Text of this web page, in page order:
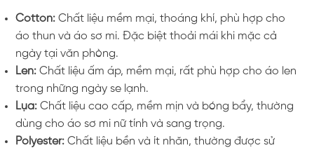
Cotton: Chất liệu mềm mại, thoáng khí, phù hợp cho
áo thun và áo sơ mi. Đặc biệt thoải mái khi mặc cả
ngày tại văn phòng.
Len: Chất liệu ấm áp, mềm mại, rất phù hợp cho áo len
trong những ngày se lạnh.
Lụa: Chất liệu cao cấp, mềm mịn và bóng bẩy, thường
dùng cho áo sơ mi nữ tính và sang trọng.
Polyester: Chất liệu bền và ít nhăn, thường được sử